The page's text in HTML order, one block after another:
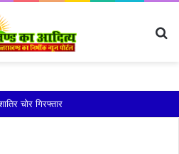
जमीन, 10 परिवारों ने छोड़े घर